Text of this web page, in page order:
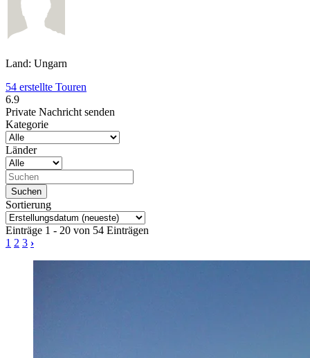
Land: Ungarn
54 erstellte Touren
6.9
Private Nachricht senden
Kategorie
Länder
Sortierung
Einträge 1 - 20 von 54 Einträgen
1 2 3 ›